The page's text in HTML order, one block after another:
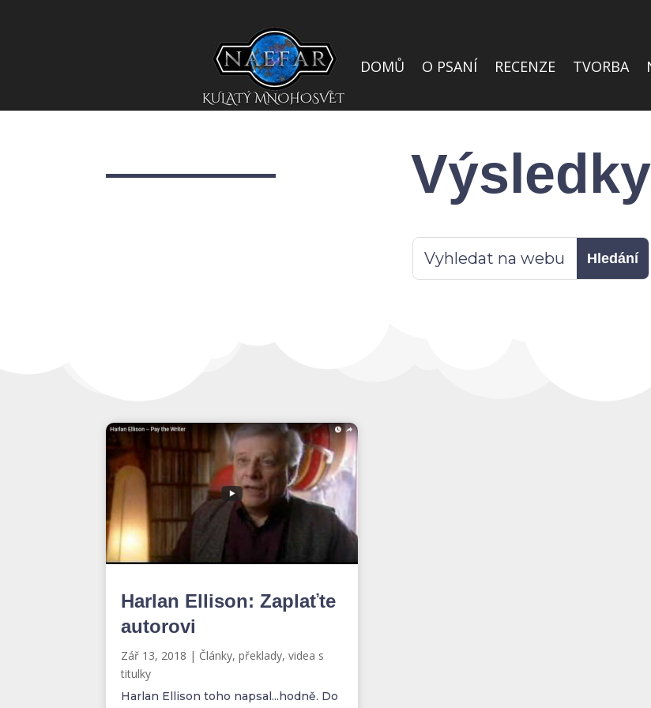
DOMŮ O PSANÍ RECENZE TVORBA
Výsledky
Harlan Ellison: Zaplaťte
autorovi
Zář 13, 2018 | Články, překlady, videa s
titulky
Harlan Ellison toho napsal...hodně. Do